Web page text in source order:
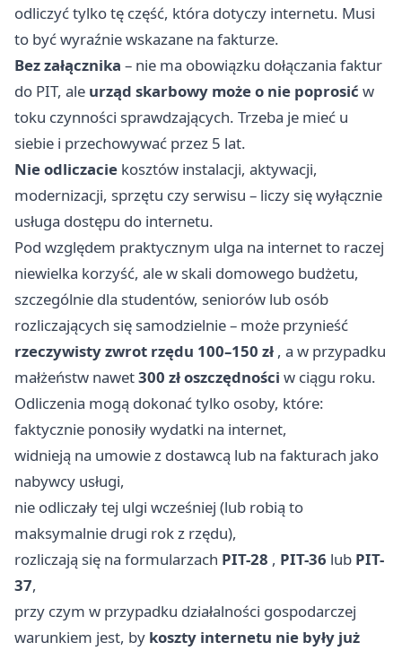
odliczyć tylko tę część, która dotyczy internetu. Musi
to być wyraźnie wskazane na fakturze.
Bez załącznika – nie ma obowiązku dołączania faktur
do PIT, ale urząd skarbowy może o nie poprosić w
toku czynności sprawdzających. Trzeba je mieć u
siebie i przechowywać przez 5 lat.
Nie odliczacie kosztów instalacji, aktywacji,
modernizacji, sprzętu czy serwisu – liczy się wyłącznie
usługa dostępu do internetu.
Pod względem praktycznym ulga na internet to raczej
niewielka korzyść, ale w skali domowego budżetu,
szczególnie dla studentów, seniorów lub osób
rozliczających się samodzielnie – może przynieść
rzeczywisty zwrot rzędu 100–150 zł , a w przypadku
małżeństw nawet300 zł oszczędności w ciągu roku.
Odliczenia mogą dokonać tylko osoby, które:
faktycznie ponosiły wydatki na internet,
widnieją na umowie z dostawcą lub na fakturach jako
nabywcy usługi,
nie odliczały tej ulgi wcześniej (lub robią to
maksymalnie drugi rok z rzędu),
rozliczają się na formularzach PIT-28 , PIT-36 lub PIT-
37,
przy czym w przypadku działalności gospodarczej
warunkiem jest, by koszty internetu nie były już